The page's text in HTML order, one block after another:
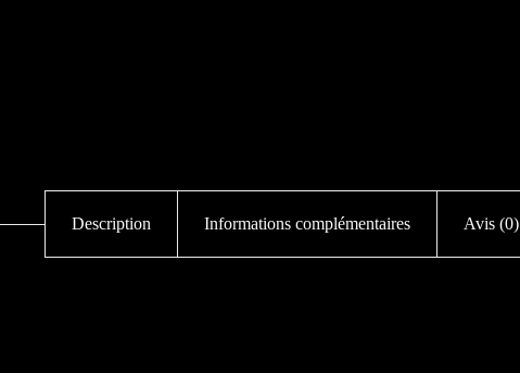
Description Informations complémentaires Avis (0)